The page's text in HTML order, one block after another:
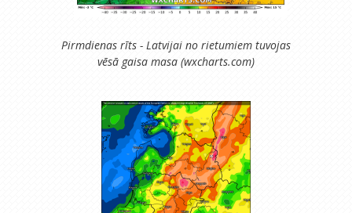
Pirmdienas rīts - Latvijai no rietumiem tuvojas
vēsā gaisa masa (wxcharts.com)